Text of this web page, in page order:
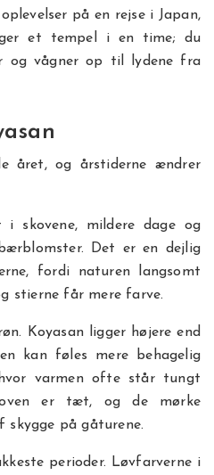
på en rejse i Japan,
et tempel i en time; du
og vågner op til lydene fra
året, og årstiderne ændrer
skovene, mildere dage og
Det er en dejlig
fordi naturen langsomt
stierne får mere farve.
Koyasan ligger højere end
kan føles mere behagelig
varmen ofte står tungt
er tæt, og de mørke
skygge på gåturene.
perioder. Løvfarverne i